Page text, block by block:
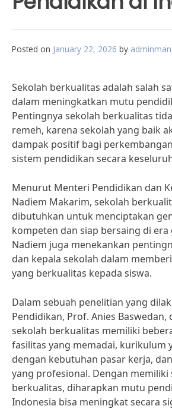
Posted on January 22, 2026 by adminman
Sekolah berkualitas adalah salah
dalam meningkatkan mutu
Pentingnya sekolah berkualitas
remeh, karena sekolah yang baik
dampak positif bagi
sistem pendidikan secara
Menurut Menteri Pendidikan dan
Nadiem Makarim, sekolah
dibutuhkan untuk menciptakan
kompeten dan siap bersaing di era
Nadiem juga menekankan
dan kepala sekolah dalam
yang berkualitas kepada siswa.
Dalam sebuah penelitian yang
Pendidikan, Prof. Anies
sekolah berkualitas memiliki
fasilitas yang memadai, kurikulum
dengan kebutuhan pasar kerja,
yang profesional. Dengan memiliki
berkualitas, diharapkan mutu
Indonesia bisa meningkat secara